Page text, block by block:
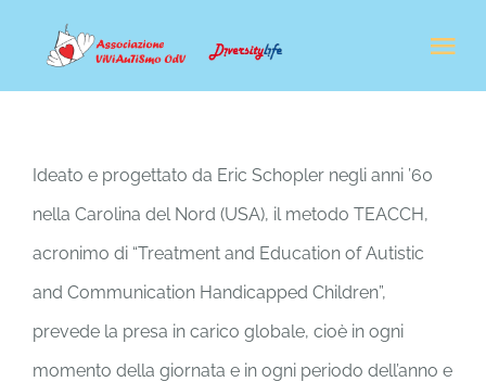
contenuto
NEWS
Ideato e progettato da Eric Schopler negli anni ’60
nella Carolina del Nord (USA), il metodo TEACCH,
acronimo di “Treatment and Education of Autistic
and Communication Handicapped Children”,
prevede la presa in carico globale, cioè in ogni
momento della giornata e in ogni periodo dell’anno e